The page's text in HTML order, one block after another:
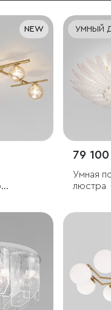
NEW УМНЫЙ
79 100
Умная
люстра